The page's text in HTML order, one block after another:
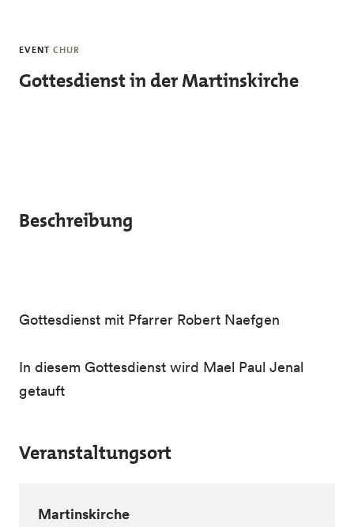
EVENT CHUR
Gottesdienst in der Martinskirche
Beschreibung
Gottesdienst mit Pfarrer Robert Naefgen
In diesem Gottesdienst wird Mael Paul Jenal
getauft
Veranstaltungsort
Martinskirche